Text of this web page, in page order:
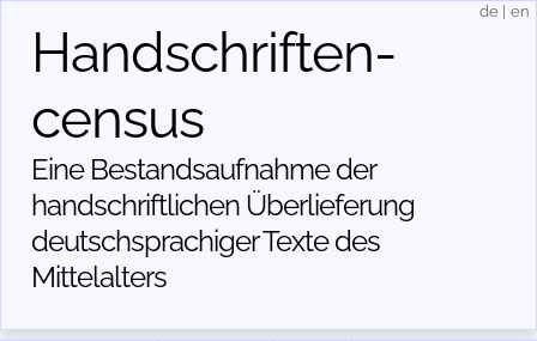
Handschriften­
census
Eine Bestandsaufnahme der
handschriftlichen Über­lieferung
deutschsprachiger Texte des
Mittelalters
de en